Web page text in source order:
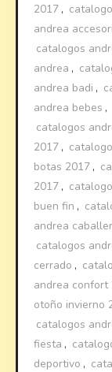
2017 ,
andrea
catalogos
andrea ,
andrea badi ,
andrea bebes ,
catalogos
2017 ,
botas 2017 ,
2017 ,
buen fin ,
andrea
catalogos
cerrado ,
andrea confort
otoño invierno
catalogos
fiesta ,
deportivo ,